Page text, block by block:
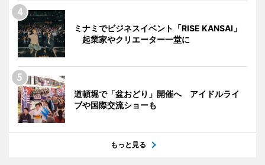
ミナミでビジネスイベント「RISE KANSAI」
起業家やクリエーター一堂に
道頓堀で「盆おどり」開催へ アイドルライ
ブや国際交流ショーも
もっと見る